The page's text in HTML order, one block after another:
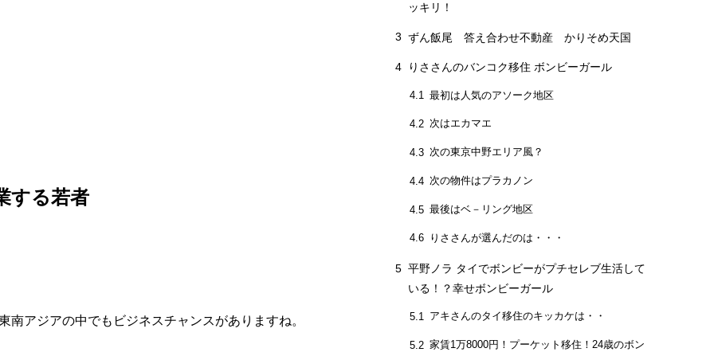
する若者
アジアの中でもビジネスチャンスがありますね。
ッキリ！
3 ずん飯尾 答え合わせ不動産 かりそめ天国
4 りささんのバンコク移住 ボンビーガール
4.1 最初は人気のアソーク地区
4.2 次はエカマエ
4.3 次の東京中野エリア風？
4.4 次の物件はプラカノン
4.5 最後はベ－リング地区
4.6 りささんが選んだのは・・・
5 平野ノラ タイでボンビーがプチセレブ生活して
いる！？幸せボンビーガール
5.1 アキさんのタイ移住のキッカケは・・
5.2 家賃1万8000円！プーケット移住！24歳のボン